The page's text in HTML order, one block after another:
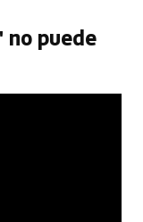
no puede